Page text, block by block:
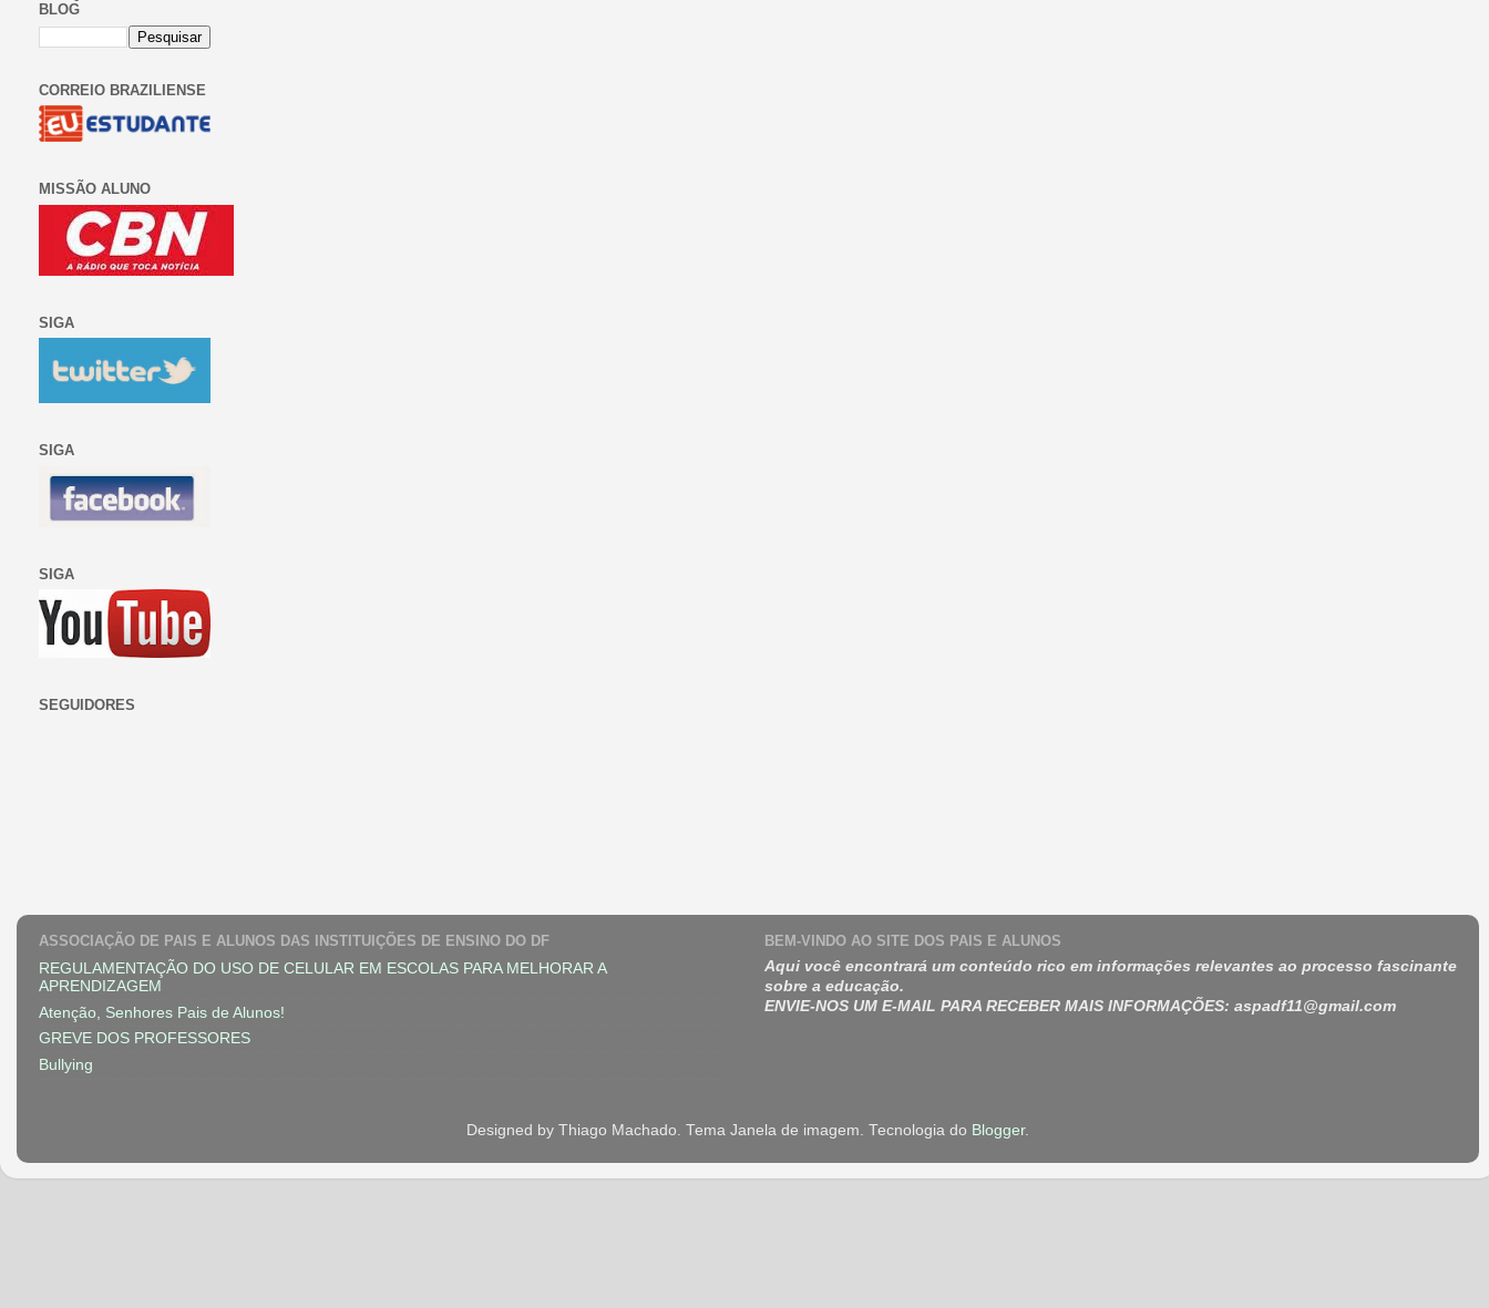
BLOG
CORREIO BRAZILIENSE
MISSÃO ALUNO
SIGA
SIGA
SIGA
SEGUIDORES
ASSOCIAÇÃO DE PAIS E ALUNOS DAS INSTITUIÇÕES DE ENSINO DO DF
REGULAMENTAÇÃO DO USO DE CELULAR EM ESCOLAS PARA MELHORAR A
APRENDIZAGEM
Atenção, Senhores Pais de Alunos!
GREVE DOS PROFESSORES
Bullying
BEM-VINDO AO SITE DOS PAIS E ALUNOS
Aqui você encontrará um conteúdo rico em informações relevantes ao processo fascinante
sobre a educação.
ENVIE-NOS UM E-MAIL PARA RECEBER MAIS INFORMAÇÕES: aspadf11@gmail.com
Designed by Thiago Machado. Tema Janela de imagem. Tecnologia do Blogger.